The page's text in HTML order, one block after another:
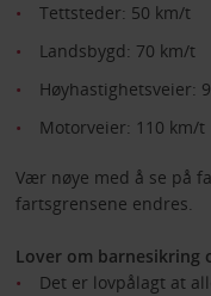
Tettsteder: 50 km/t
Landsbygd: 70 km/t
Høyhastighetsveier:
Motorveier: 110 km/t
Vær nøye med å se på
fartsgrensene endres.
Lover om barnesikring
Det er lovpålagt at